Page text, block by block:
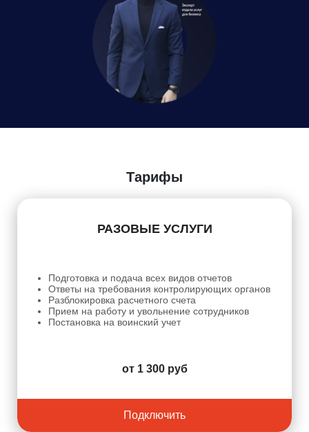
Тарифы
РАЗОВЫЕ УСЛУГИ
Подготовка и подача всех видов отчетов
Ответы на требования контролирующих органов
Разблокировка расчетного счета
Прием на работу и увольнение сотрудников
Постановка на воинский учет
от 1 300 руб
Подключить